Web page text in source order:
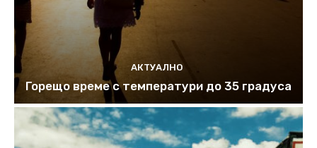
АКТУАЛНО
Горещо време с температури до 35 градуса